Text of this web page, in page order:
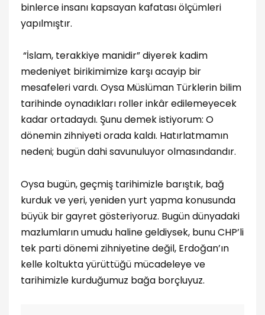
binlerce insanı kapsayan kafatası ölçümleri
yapılmıştır.
“İslam, terakkiye manidir” diyerek kadim
medeniyet birikimimize karşı acayip bir
mesafeleri vardı. Oysa Müslüman Türklerin bilim
tarihinde oynadıkları roller inkâr edilemeyecek
kadar ortadaydı. Şunu demek istiyorum: O
dönemin zihniyeti orada kaldı. Hatırlatmamın
nedeni; bugün dahi savunuluyor olmasındandır.
Oysa bugün, geçmiş tarihimizle barıştık, bağ
kurduk ve yeri, yeniden yurt yapma konusunda
büyük bir gayret gösteriyoruz. Bugün dünyadaki
mazlumların umudu haline geldiysek, bunu CHP’li
tek parti dönemi zihniyetine değil, Erdoğan’ın
kelle koltukta yürüttüğü mücadeleye ve
tarihimizle kurduğumuz bağa borçluyuz.